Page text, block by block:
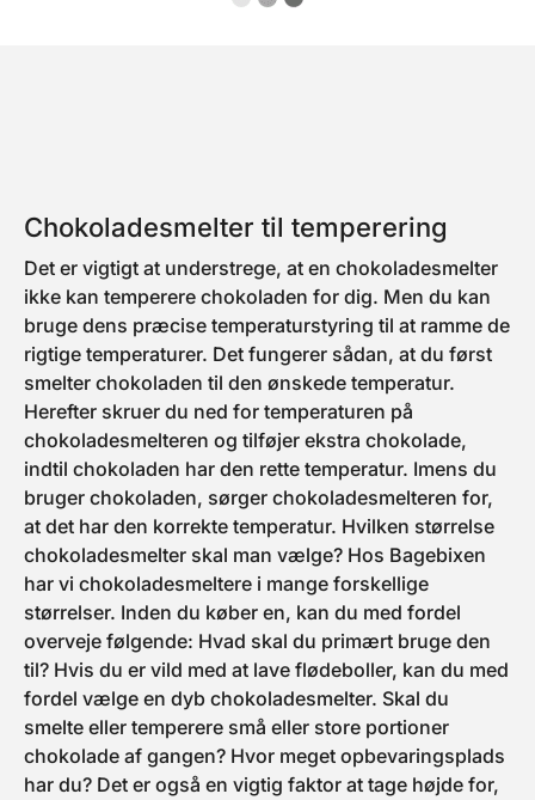
Chokoladesmelter til temperering
Det er vigtigt at understrege, at en chokoladesmelter
ikke kan temperere chokoladen for dig. Men du kan
bruge dens præcise temperaturstyring til at ramme de
rigtige temperaturer. Det fungerer sådan, at du først
smelter chokoladen til den ønskede temperatur.
Herefter skruer du ned for temperaturen på
chokoladesmelteren og tilføjer ekstra chokolade,
indtil chokoladen har den rette temperatur. Imens du
bruger chokoladen, sørger chokoladesmelteren for,
at det har den korrekte temperatur. Hvilken størrelse
chokoladesmelter skal man vælge? Hos Bagebixen
har vi chokoladesmeltere i mange forskellige
størrelser. Inden du køber en, kan du med fordel
overveje følgende: Hvad skal du primært bruge den
til? Hvis du er vild med at lave flødeboller, kan du med
fordel vælge en dyb chokoladesmelter. Skal du
smelte eller temperere små eller store portioner
chokolade af gangen? Hvor meget opbevaringsplads
har du? Det er også en vigtig faktor at tage højde for,